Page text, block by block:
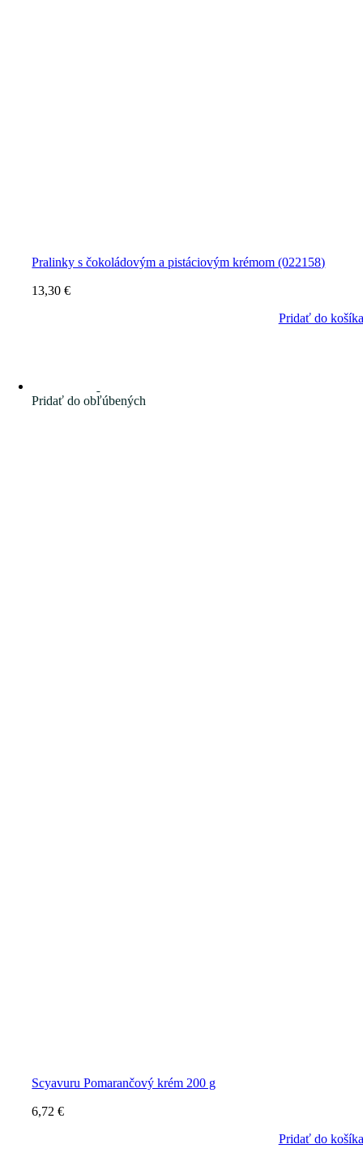
Pralinky s čokoládovým a pistáciovým krémom (022158)
13,30€
Pridať do košíka
Pridať do obľúbených
Scyavuru Pomarančový krém 200 g
6,72€
Pridať do košíka